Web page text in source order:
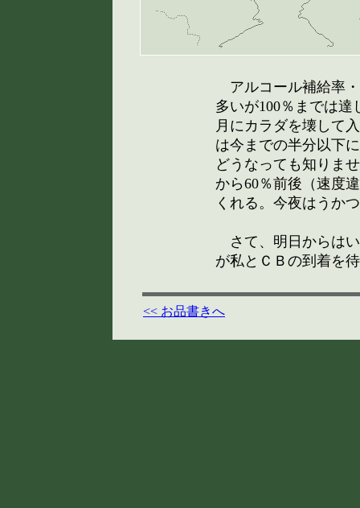
アルコール補給率
多いが100％までは達
月にカラダを壊して
は今までの半分以下
どうなっても知りま
から60％前後（速度
くれる。今夜はうか
さて、明日からは
が私とＣＢの到着を
<< お品書きへ